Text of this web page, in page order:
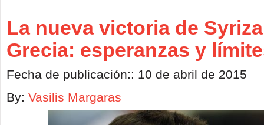
La nueva victoria de
Grecia: esperanzas y
Fecha de publicación:: 10 de abril de 2015
By: Vasilis Margaras